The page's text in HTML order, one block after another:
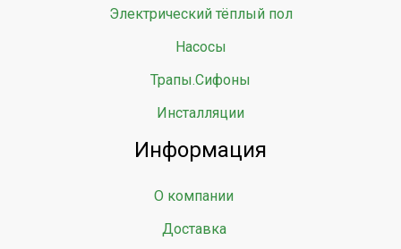
Электрический тёплый пол
Насосы
Трапы.Сифоны
Инсталляции
Информация
О компании
Доставка